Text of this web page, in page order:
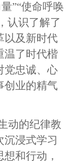
”“使命呼唤
认识了解了
以及新时代
温了时代楷
党忠诚、心
创业的精气
动的纪律教
沉浸式学习
和行动，